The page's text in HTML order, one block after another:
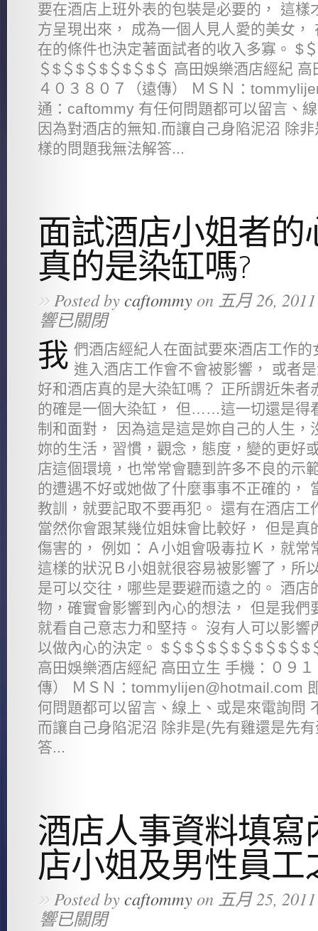
要在酒店上班外表的包裝是必要的， 這樣
方呈現出來， 成為一個人見人愛的美女，
在的條件也決定著面試者的收入多寡。 $
＄$＄$＄$＄$＄$＄ 高田娛樂酒店經紀
４０３８０７（遠傳） ＭＳＮ：
通：caftommy 有任何問題都可以留言、
因為對酒店的無知.而讓自己身陷泥沼 除
樣的問題我無法解答...
面試酒店小姐者的
真的是染缸嗎?
»Posted bycaftommyon 五月 26,
響已關閉
我 們酒店經紀人在面試要來酒店工作
進入酒店工作會不會被影響， 或者
好和酒店真的是大染缸嗎？ 正所謂近朱者
的確是一個大染缸， 但……這一切還是得
制和面對， 因為這是這是妳自己的人生，
妳的生活，習慣，觀念，態度，變的更好
店這個環境，也常常會聽到許多不良的示
的遭遇不好或她做了什麼事事不正確的，
教訓，就要記取不要再犯。 還有在酒店工
當然你會跟某幾位姐妹會比較好， 但是真
傷害的， 例如：Ａ小姐會吸毒拉Ｋ，就常
這樣的狀況Ｂ小姐就很容易被影響了，所
是可以交往，哪些是要避而遠之的。 酒店
物，確實會影響到內心的想法， 但是我們
就看自己意志力和堅持。 沒有人可以影響
以做內心的決定。 $＄$＄$＄$＄$＄$＄$
高田娛樂酒店經紀 高田立生 手機：０９
傳） ＭＳＮ：tommylijen@hotmail.com
何問題都可以留言、線上、或是來電詢問
而讓自己身陷泥沼 除非是(先有雞還是先
答...
酒店人事資料填寫
店小姐及男性員工
»Posted bycaftommyon 五月 25,
響已關閉